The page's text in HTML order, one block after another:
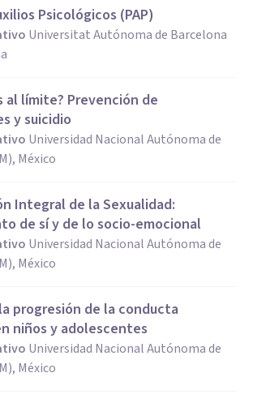
Psicológicos (PAP)
Universitat Autónoma de Barcelona
al límite? Prevención de
y suicidio
Universidad Nacional Autónoma de
México
Integral de la Sexualidad:
de sí y de lo socio-emocional
Universidad Nacional Autónoma de
México
progresión de la conducta
niños y adolescentes
Universidad Nacional Autónoma de
México